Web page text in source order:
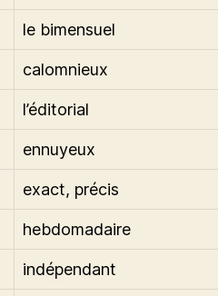
le bimensuel
calomnieux
l’éditorial
ennuyeux
exact, précis
hebdomadaire
indépendant